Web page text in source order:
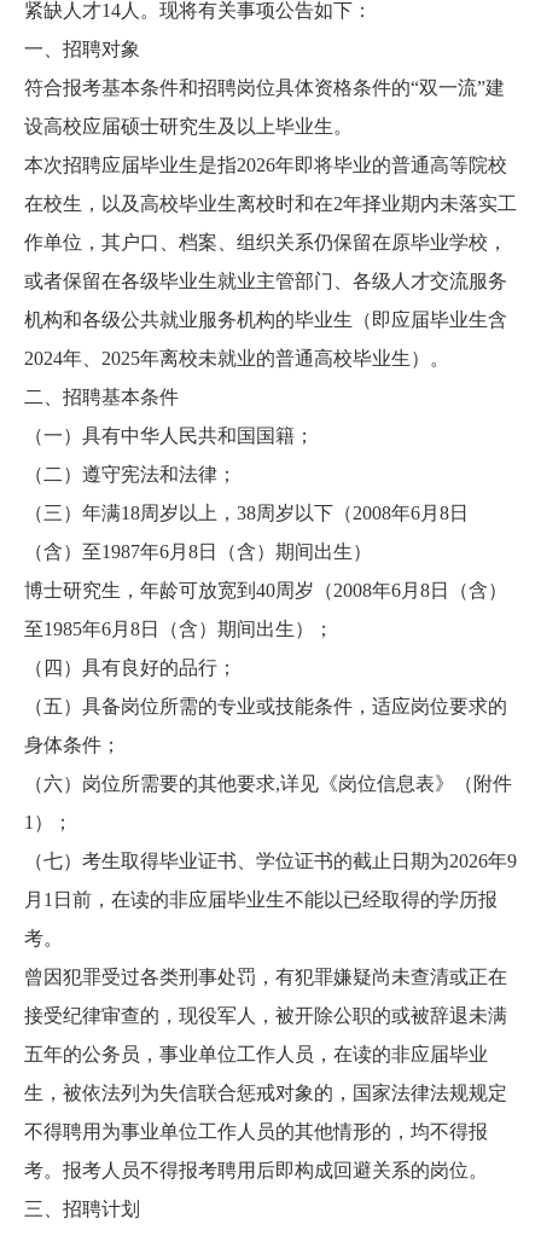
紧缺人才14人。现将有关事项公告如下：
一、招聘对象
符合报考基本条件和招聘岗位具体资格条件的“双一流”建
设高校应届硕士研究生及以上毕业生。
本次招聘应届毕业生是指2026年即将毕业的普通高等院校
在校生，以及高校毕业生离校时和在2年择业期内未落实工
作单位，其户口、档案、组织关系仍保留在原毕业学校，
或者保留在各级毕业生就业主管部门、各级人才交流服务
机构和各级公共就业服务机构的毕业生（即应届毕业生含
2024年、2025年离校未就业的普通高校毕业生）。
二、招聘基本条件
（一）具有中华人民共和国国籍；
（二）遵守宪法和法律；
（三）年满18周岁以上，38周岁以下（2008年6月8日
（含）至1987年6月8日（含）期间出生）
博士研究生，年龄可放宽到40周岁（2008年6月8日（含）
至1985年6月8日（含）期间出生）；
（四）具有良好的品行；
（五）具备岗位所需的专业或技能条件，适应岗位要求的
身体条件；
（六）岗位所需要的其他要求,详见《岗位信息表》（附件
1）；
（七）考生取得毕业证书、学位证书的截止日期为2026年9
月1日前，在读的非应届毕业生不能以已经取得的学历报
考。
曾因犯罪受过各类刑事处罚，有犯罪嫌疑尚未查清或正在
接受纪律审查的，现役军人，被开除公职的或被辞退未满
五年的公务员，事业单位工作人员，在读的非应届毕业
生，被依法列为失信联合惩戒对象的，国家法律法规规定
不得聘用为事业单位工作人员的其他情形的，均不得报
考。报考人员不得报考聘用后即构成回避关系的岗位。
三、招聘计划